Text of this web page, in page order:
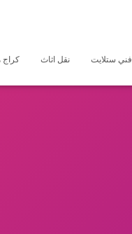
فني ستلايت نقل اثاث كراج